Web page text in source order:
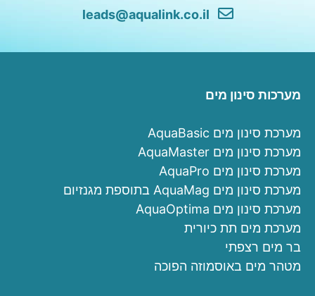
מערכות סינון מים
מערכת סינון מים AquaBasic
מערכת סינון מים AquaMaster
מערכת סינון מים AquaPro
מערכת סינון מים AquaMag בתוספת מגנזיום
מערכת סינון מים AquaOptima
מערכת מים תת כיורית
בר מים רצפתי
מטהר מים באוסמוזה הפוכה